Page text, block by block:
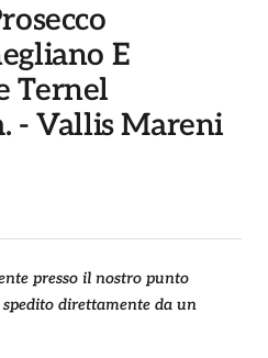
E
Ternel
- Vallis Mareni
presso il nostro punto
direttamente da un